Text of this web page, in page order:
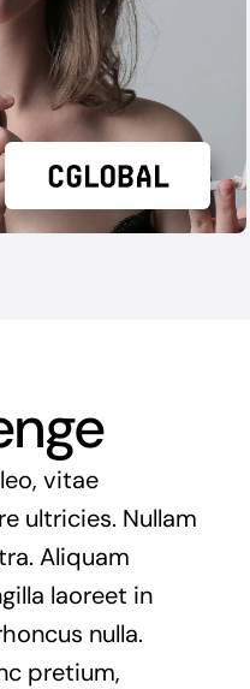
vitae
ultricies. Nullam
Aliquam
laoreet in
nulla.
pretium,